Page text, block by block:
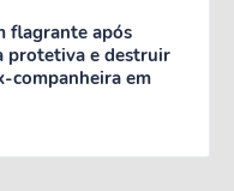
flagrante após
protetiva e destruir
companheira em